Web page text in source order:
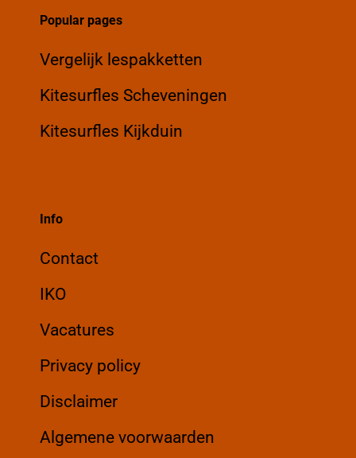
Popular pages
Vergelijk lespakketten
Kitesurfles Scheveningen
Kitesurfles Kijkduin
Info
Contact
IKO
Vacatures
Privacy policy
Disclaimer
Algemene voorwaarden